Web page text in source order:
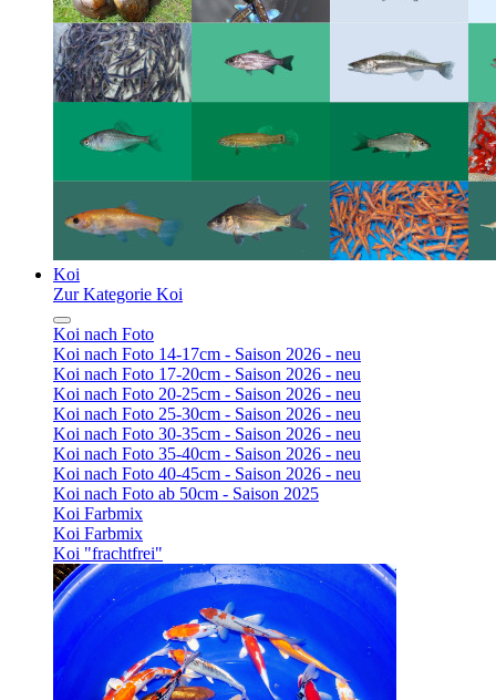
Koi
Zur Kategorie Koi
Koi nach Foto
Koi nach Foto 14-17cm - Saison 2026 - neu
Koi nach Foto 17-20cm - Saison 2026 - neu
Koi nach Foto 20-25cm - Saison 2026 - neu
Koi nach Foto 25-30cm - Saison 2026 - neu
Koi nach Foto 30-35cm - Saison 2026 - neu
Koi nach Foto 35-40cm - Saison 2026 - neu
Koi nach Foto 40-45cm - Saison 2026 - neu
Koi nach Foto ab 50cm - Saison 2025
Koi Farbmix
Koi Farbmix
Koi "frachtfrei"